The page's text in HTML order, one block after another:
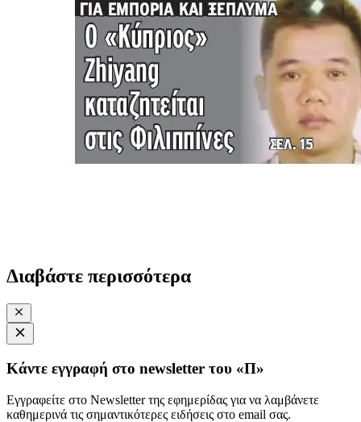
Διαβάστε περισσότερα
Κάντε εγγραφή στο newsletter του «Π»
Εγγραφείτε στο Newsletter της εφημερίδας για να λαμβάνετε
καθημερινά τις σημαντικότερες ειδήσεις στο email σας.